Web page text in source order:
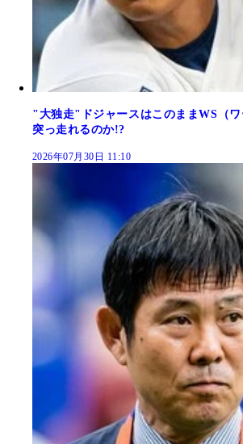
"大独走"ドジャースはこのままWS（
突っ走れるのか!?
2026年07月30日 11:10